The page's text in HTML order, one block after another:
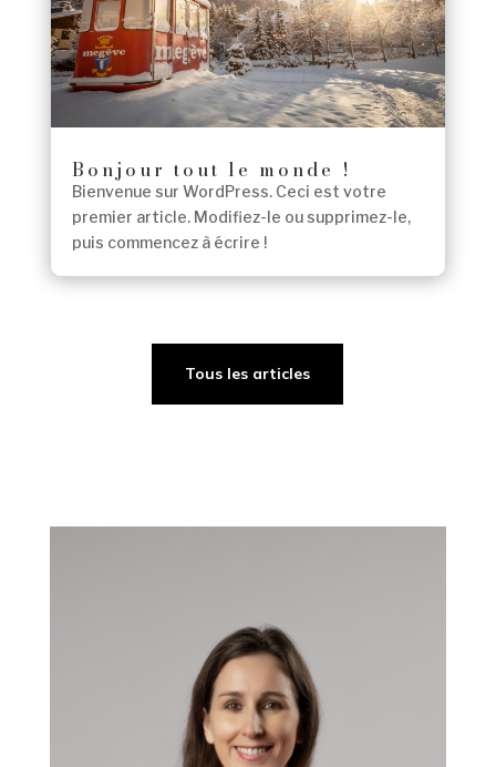
Bonjour tout le monde !
Bienvenue sur WordPress. Ceci est votre
premier article. Modifiez-le ou supprimez-le,
puis commencez à écrire !
Tous les articles